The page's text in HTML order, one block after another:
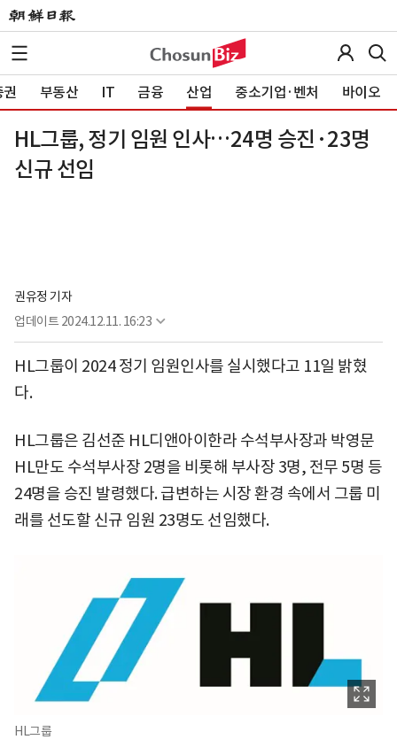
부동산 IT 금융 산업 중소기업·벤처 바이오
HL그룹, 정기 임원 인사…24명 승진·23명
신규 선임
권유정 기자
업데이트 2024.12.11. 16:23
HL그룹이 2024 정기 임원인사를 실시했다고 11일 밝혔
다.
HL그룹은 김선준 HL디앤아이한라 수석부사장과 박영문
HL만도 수석부사장 2명을 비롯해 부사장 3명, 전무 5명 등
24명을 승진 발령했다. 급변하는 시장 환경 속에서 그룹 미
래를 선도할 신규 임원 23명도 선임했다.
HL그룹